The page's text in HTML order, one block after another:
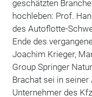
geschätzten
hochleben: Prof.
des Autoflotte-
Ende des
Joachim Krieger,
Group Springer
Brachat sei in
Unternehmer des